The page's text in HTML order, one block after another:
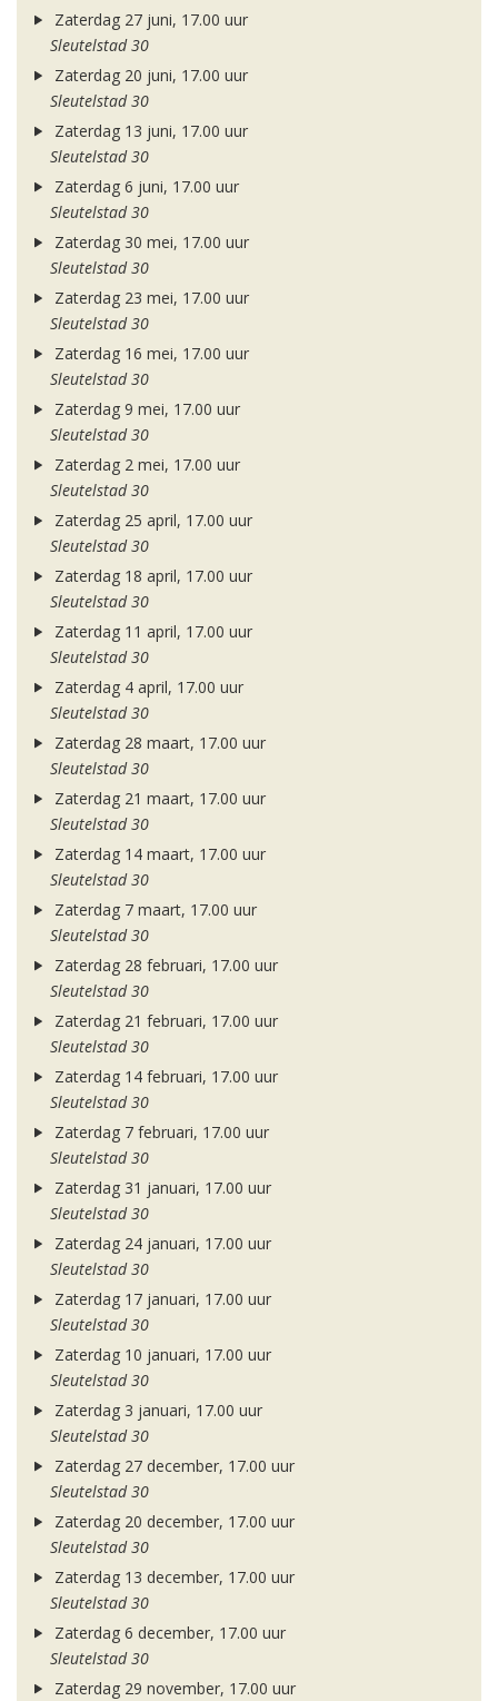
Zaterdag 27 juni, 17.00 uur
Sleutelstad 30
Zaterdag 20 juni, 17.00 uur
Sleutelstad 30
Zaterdag 13 juni, 17.00 uur
Sleutelstad 30
Zaterdag 6 juni, 17.00 uur
Sleutelstad 30
Zaterdag 30 mei, 17.00 uur
Sleutelstad 30
Zaterdag 23 mei, 17.00 uur
Sleutelstad 30
Zaterdag 16 mei, 17.00 uur
Sleutelstad 30
Zaterdag 9 mei, 17.00 uur
Sleutelstad 30
Zaterdag 2 mei, 17.00 uur
Sleutelstad 30
Zaterdag 25 april, 17.00 uur
Sleutelstad 30
Zaterdag 18 april, 17.00 uur
Sleutelstad 30
Zaterdag 11 april, 17.00 uur
Sleutelstad 30
Zaterdag 4 april, 17.00 uur
Sleutelstad 30
Zaterdag 28 maart, 17.00 uur
Sleutelstad 30
Zaterdag 21 maart, 17.00 uur
Sleutelstad 30
Zaterdag 14 maart, 17.00 uur
Sleutelstad 30
Zaterdag 7 maart, 17.00 uur
Sleutelstad 30
Zaterdag 28 februari, 17.00 uur
Sleutelstad 30
Zaterdag 21 februari, 17.00 uur
Sleutelstad 30
Zaterdag 14 februari, 17.00 uur
Sleutelstad 30
Zaterdag 7 februari, 17.00 uur
Sleutelstad 30
Zaterdag 31 januari, 17.00 uur
Sleutelstad 30
Zaterdag 24 januari, 17.00 uur
Sleutelstad 30
Zaterdag 17 januari, 17.00 uur
Sleutelstad 30
Zaterdag 10 januari, 17.00 uur
Sleutelstad 30
Zaterdag 3 januari, 17.00 uur
Sleutelstad 30
Zaterdag 27 december, 17.00 uur
Sleutelstad 30
Zaterdag 20 december, 17.00 uur
Sleutelstad 30
Zaterdag 13 december, 17.00 uur
Sleutelstad 30
Zaterdag 6 december, 17.00 uur
Sleutelstad 30
Zaterdag 29 november, 17.00 uur